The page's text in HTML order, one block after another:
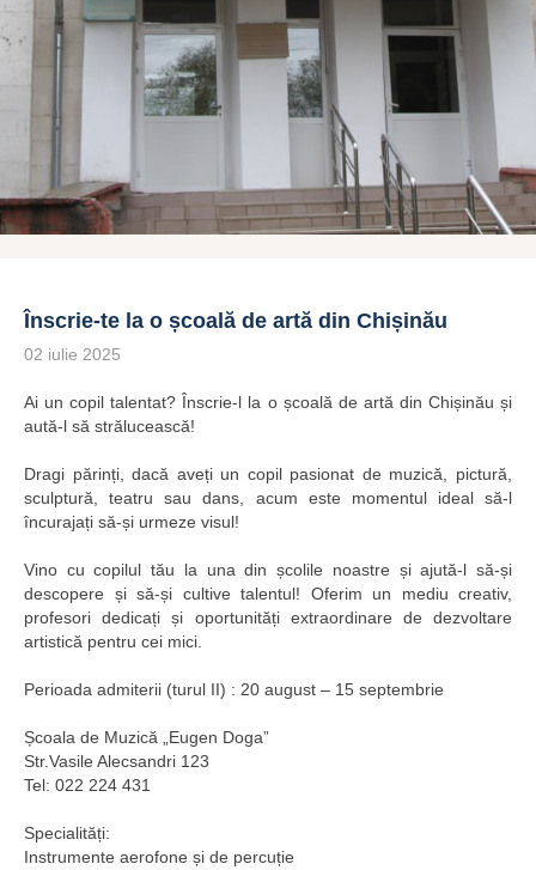
Înscrie-te la o școală de artă din Chișinău
02 iulie 2025
Ai un copil talentat? Înscrie-l la o școală de artă din Chișinău și
aută-l să strălucească!
Dragi părinți, dacă aveți un copil pasionat de muzică, pictură,
sculptură, teatru sau dans, acum este momentul ideal să-l
încurajați să-și urmeze visul!
Vino cu copilul tău la una din școlile noastre și ajută-l să-și
descopere și să-și cultive talentul! Oferim un mediu creativ,
profesori dedicați și oportunități extraordinare de dezvoltare
artistică pentru cei mici.
Perioada admiterii (turul II) : 20 august – 15 septembrie
Școala de Muzică „Eugen Doga”
Str.Vasile Alecsandri 123
Tel: 022 224 431
Specialități:
Instrumente aerofone și de percuție